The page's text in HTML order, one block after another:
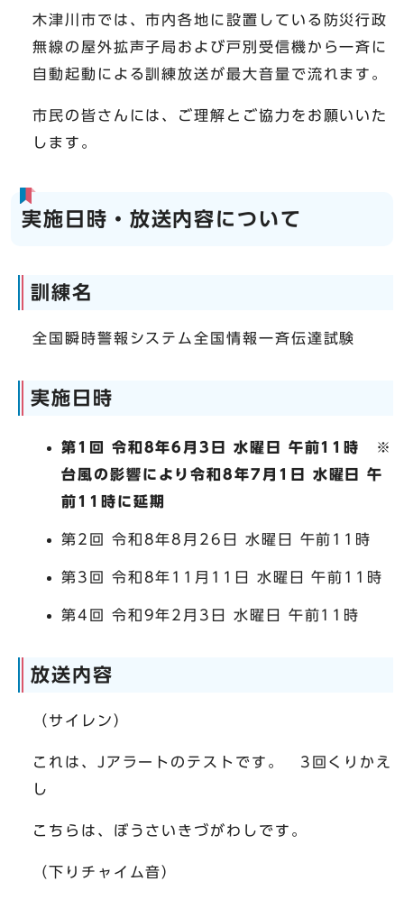
木津川市では、市内各地に設置している防災行政
無線の屋外拡声子局および戸別受信機から一斉に
自動起動による訓練放送が最大音量で流れます。
市民の皆さんには、ご理解とご協力をお願いいた
します。
実施日時・放送内容について
訓練名
全国瞬時警報システム全国情報一斉伝達試験
実施日時
第1回 令和8年6月3日 水曜日 午前11時 ※
台風の影響により令和8年7月1日 水曜日 午
前11時に延期
第2回 令和8年8月26日 水曜日 午前11時
第3回 令和8年11月11日 水曜日 午前11時
第4回 令和9年2月3日 水曜日 午前11時
放送内容
（サイレン）
これは、Jアラートのテストです。 3回くりかえ
し
こちらは、ぼうさいきづがわしです。
（下りチャイム音）